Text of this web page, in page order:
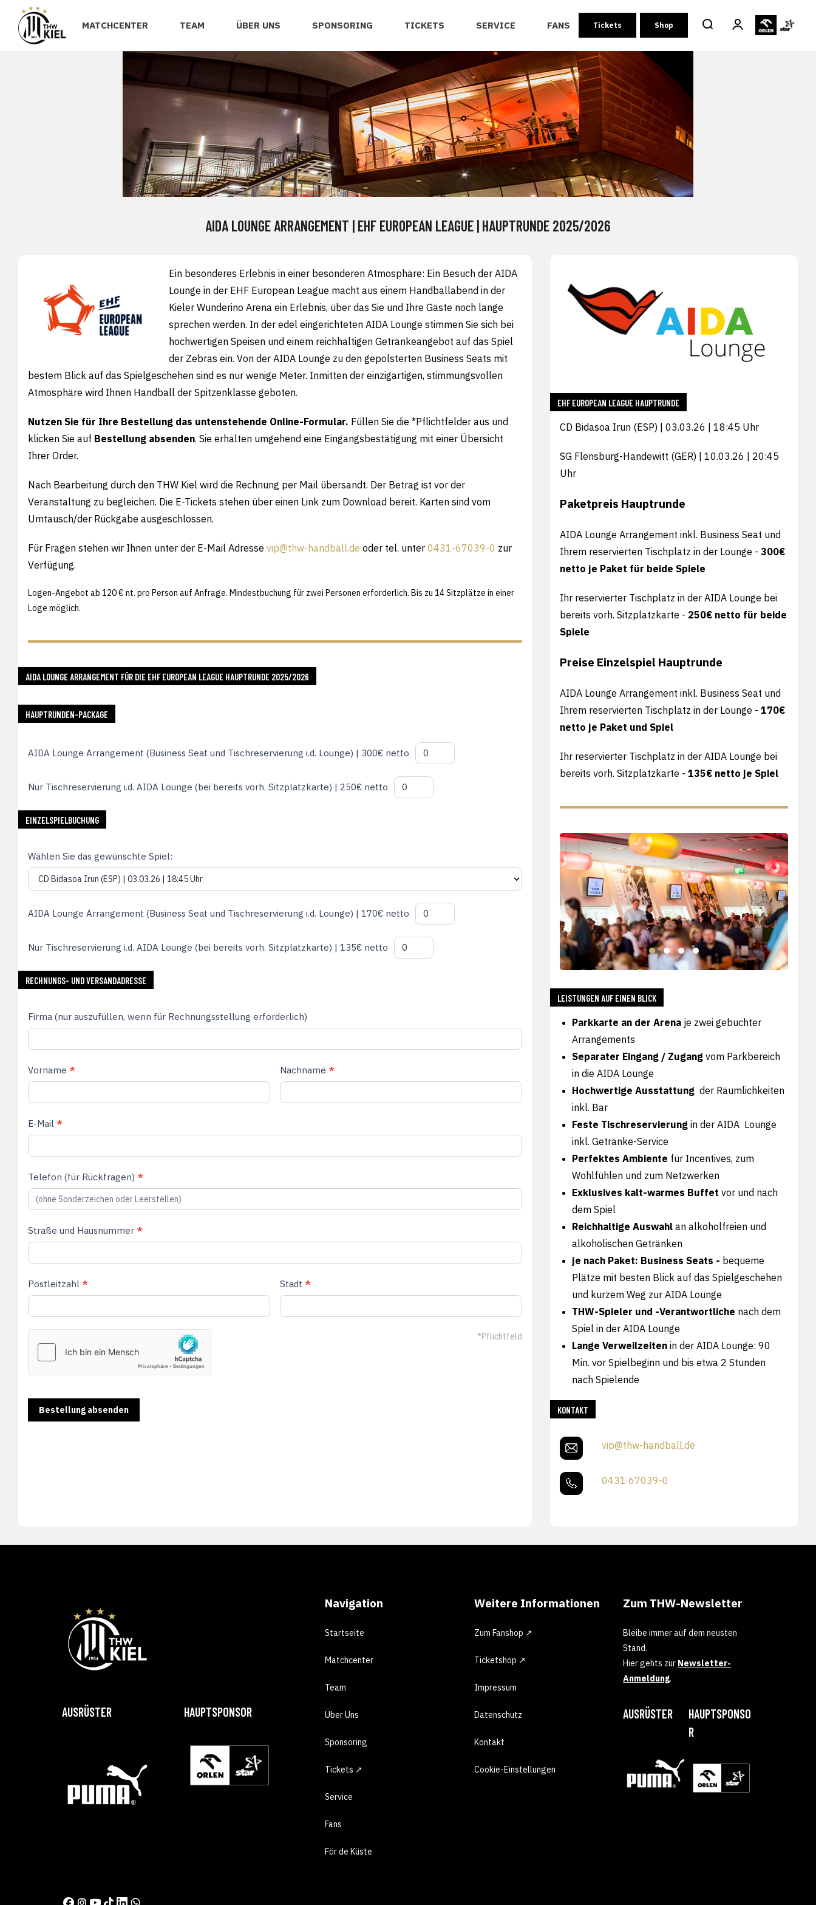
MATCHCENTER TEAM ÜBER UNS SPONSORING TICKETS SERVICE FANS Tickets Shop
AIDA LOUNGE ARRANGEMENT | EHF EUROPEAN LEAGUE | HAUPTRUNDE 2025/2026
Ein besonderes Erlebnis in einer besonderen Atmosphäre: Ein Besuch der AIDA
Lounge in der EHF European League macht aus einem Handballabend in der
Kieler Wunderino Arena ein Erlebnis, über das Sie und Ihre Gäste noch lange
sprechen werden. In der edel eingerichteten AIDA Lounge stimmen Sie sich bei
hochwertigen Speisen und einem reichhaltigen Getränkeangebot auf das Spiel
der Zebras ein. Von der AIDA Lounge zu den gepolsterten Business Seats mit
bestem Blick auf das Spielgeschehen sind es nur wenige Meter. Inmitten der einzigartigen, stimmungsvollen
Atmosphäre wird Ihnen Handball der Spitzenklasse geboten.
Nutzen Sie für Ihre Bestellung das untenstehende Online-Formular. Füllen Sie die *Pflichtfelder aus und
klicken Sie auf Bestellung absenden. Sie erhalten umgehend eine Eingangsbestätigung mit einer Übersicht
Ihrer Order.
Nach Bearbeitung durch den THW Kiel wird die Rechnung per Mail übersandt. Der Betrag ist vor der
Veranstaltung zu begleichen. Die E-Tickets stehen über einen Link zum Download bereit. Karten sind vom
Umtausch/der Rückgabe ausgeschlossen.
Für Fragen stehen wir Ihnen unter der E-Mail Adresse vip@thw-handball.de oder tel. unter 0431-67039-0 zur
Verfügung.
Logen-Angebot ab 120 € nt. pro Person auf Anfrage. Mindestbuchung für zwei Personen erforderlich. Bis zu 14 Sitzplätze in einer
Loge möglich.
25/26
Lounge
Arrangement
Hauptrunde-
AIDA LOUNGE ARRANGEMENT FÜR DIE EHF EUROPEAN LEAGUE HAUPTRUNDE 2025/2026
HAUPTRUNDEN-PACKAGE
AIDA Lounge Arrangement (Business Seat und Tischreservierung i.d. Lounge) | 300€ netto
Nur Tischreservierung i.d. AIDA Lounge (bei bereits vorh. Sitzplatzkarte) | 250€ netto
EINZELSPIELBUCHUNG
Wählen Sie das gewünschte Spiel:
AIDA Lounge Arrangement (Business Seat und Tischreservierung i.d. Lounge) | 170€ netto
Nur Tischreservierung i.d. AIDA Lounge (bei bereits vorh. Sitzplatzkarte) | 135€ netto
RECHNUNGS- UND VERSANDADRESSE
Firma (nur auszufüllen, wenn für Rechnungsstellung erforderlich)
Vorname * Nachname *
E-Mail *
Telefon (für Rückfragen) *
Straße und Hausnummer *
Postleitzahl * Stadt *
*Pflichtfeld
Bestellung absenden
EHF EUROPEAN LEAGUE HAUPTRUNDE
CD Bidasoa Irun (ESP) | 03.03.26 | 18:45 Uhr
SG Flensburg-Handewitt (GER) | 10.03.26 | 20:45
Uhr
Paketpreis Hauptrunde
AIDA Lounge Arrangement inkl. Business Seat und
Ihrem reservierten Tischplatz in der Lounge - 300€
netto je Paket für beide Spiele
Ihr reservierter Tischplatz in der AIDA Lounge bei
bereits vorh. Sitzplatzkarte - 250€ netto für beide
Spiele
Preise Einzelspiel Hauptrunde
AIDA Lounge Arrangement inkl. Business Seat und
Ihrem reservierten Tischplatz in der Lounge - 170€
netto je Paket und Spiel
Ihr reservierter Tischplatz in der AIDA Lounge bei
bereits vorh. Sitzplatzkarte - 135€ netto je Spiel
LEISTUNGEN AUF EINEN BLICK
Parkkarte an der Arena je zwei gebuchter
Arrangements
Separater Eingang / Zugang vom Parkbereich
in die AIDA Lounge
Hochwertige Ausstattung der Räumlichkeiten
inkl. Bar
Feste Tischreservierung in der AIDA Lounge
inkl. Getränke-Service
Perfektes Ambiente für Incentives, zum
Wohlfühlen und zum Netzwerken
Exklusives kalt-warmes Buffet vor und nach
dem Spiel
Reichhaltige Auswahl an alkoholfreien und
alkoholischen Getränken
je nach Paket: Business Seats - bequeme
Plätze mit besten Blick auf das Spielgeschehen
und kurzem Weg zur AIDA Lounge
THW-Spieler und -Verantwortliche nach dem
Spiel in der AIDA Lounge
Lange Verweilzeiten in der AIDA Lounge: 90
Min. vor Spielbeginn und bis etwa 2 Stunden
nach Spielende
KONTAKT
vip@thw-handball.de
0431 67039-0
AUSRÜSTER HAUPTSPONSOR
Navigation
Startseite
Matchcenter
Team
Über Uns
Sponsoring
Tickets ↗
Service
Fans
För de Küste
Weitere Informationen
Zum Fanshop ↗
Ticketshop ↗
Impressum
Datenschutz
Kontakt
Cookie-Einstellungen
Zum THW-Newsletter
Bleibe immer auf dem neusten
Stand.
Hier gehts zur Newsletter-
Anmeldung.
AUSRÜSTER
HAUPTSPONSO
R